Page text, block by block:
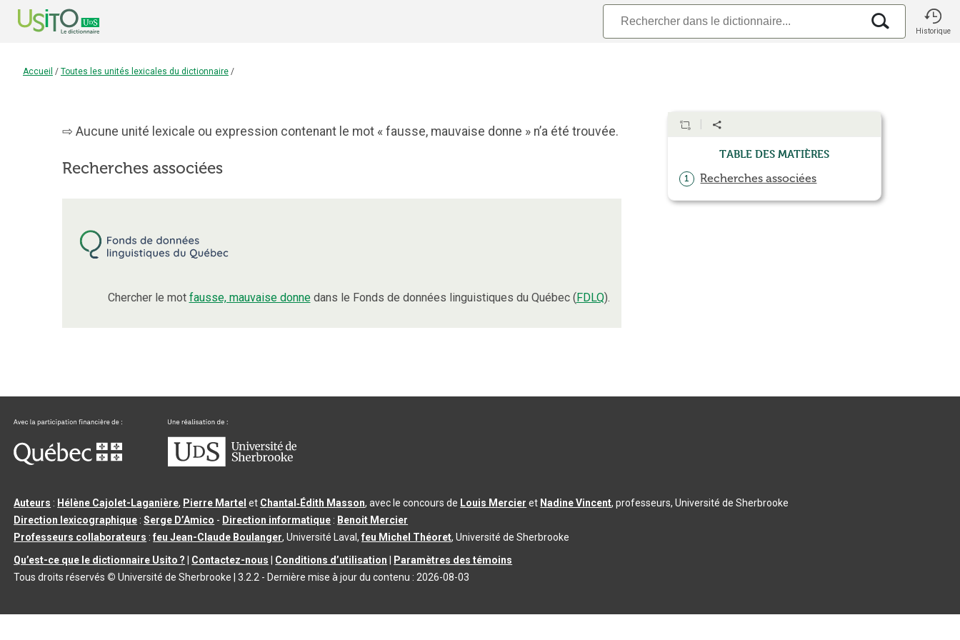
Historique
Accueil / Toutes les unités lexicales du dictionnaire /
Aucune unité lexicale ou expression contenant le mot « fausse, mauvaise donne » n’a été trouvée.
Recherches associées
Chercher le mot fausse, mauvaise donnedans le Fonds de données linguistiques du Québec (FDLQ).
Table des matières
1 Recherches associées
Auteurs : Hélène Cajolet-Laganière, Pierre Martel et Chantal‑Édith Masson, avec le concours de Louis Mercier et Nadine Vincent, professeurs, Université de Sherbrooke
Direction lexicographique :Serge D’Amico - Direction informatique : Benoit Mercier
Professeurs collaborateurs :feu Jean-Claude Boulanger, Université Laval,feu Michel Théoret, Université de Sherbrooke
Qu’est-ce que le dictionnaire Usito ?
Contactez-nous Conditions d’utilisation
Paramètres des témoins
Tous droits réservés © Université de Sherbrooke |3.2.2 - Dernière mise à jour du contenu : 2026-08-03